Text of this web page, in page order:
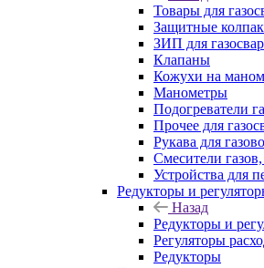
Товары для
Защитные
ЗИП для
Клапаны
Кожухи на
Манометры
Подогреватели
Прочее для
Рукава для
Смесители
Устройства для
Редукторы и
Назад
Редукторы и
Регуляторы
Редукторы